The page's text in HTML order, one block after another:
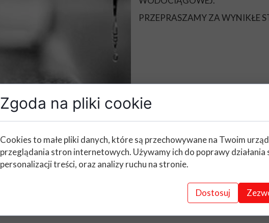
PRZEPRASZAMY ZA WYNIKŁE
Taryfy i
Zgoda na pliki cookie
Cookies to małe pliki danych, które są przechowywane na Twoim
przeglądania stron internetowych. Używamy ich do poprawy działania
personalizacji treści, oraz analizy ruchu na stronie.
Dostosuj